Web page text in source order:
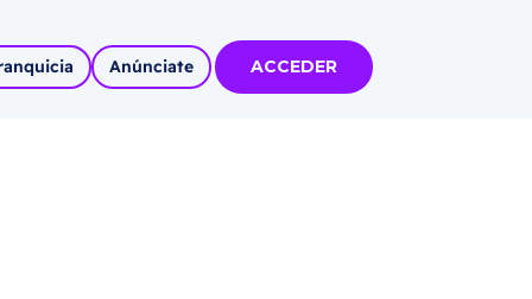
Anúnciate ACCEDER